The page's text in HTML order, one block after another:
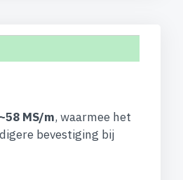
~58 MS/m, waarmee het
bevestiging bij